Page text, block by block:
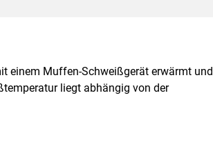
einem Muffen-Schweißgerät erwärmt und
liegt abhängig von der